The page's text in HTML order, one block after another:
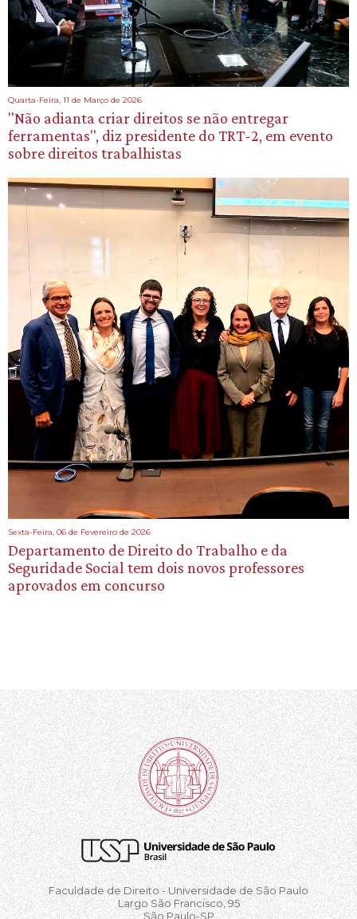
Quarta-Feira, 11 de Março de 2026
"Não adianta criar direitos se não entregar
ferramentas", diz presidente do TRT-2, em evento
sobre direitos trabalhistas
Sexta-Feira, 06 de Fevereiro de 2026
Departamento de Direito do Trabalho e da
Seguridade Social tem dois novos professores
aprovados em concurso
Faculdade de Direito - Universidade de São Paulo
Largo São Francisco, 95
São Paulo-SP